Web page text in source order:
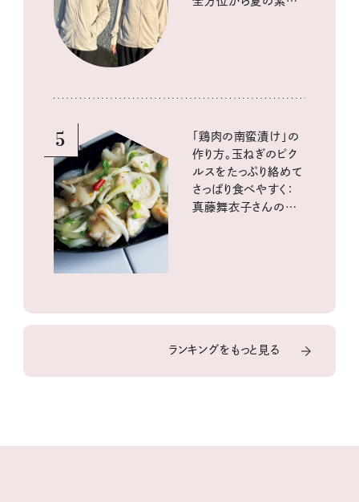
5
「鶏肉の南蛮漬け」の
作り方。玉ねぎのピク
ルスをたっぷり絡めて
さっぱり食べやすく：
真藤舞衣子さんの発
ランキングをもっと見る